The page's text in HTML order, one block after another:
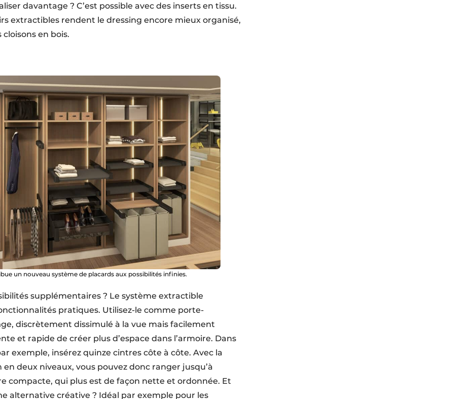
davantage ? C’est possible avec des inserts en tissu.
extractibles rendent le dressing encore mieux organisé,
en bois.
un nouveau système de placards aux possibilités infinies.
supplémentaires ? Le système extractible
pratiques. Utilisez-le comme porte-
discrètement dissimulé à la vue mais facilement
et rapide de créer plus d’espace dans l’armoire. Dans
exemple, insérez quinze cintres côte à côte. Avec la
deux niveaux, vous pouvez donc ranger jusqu’à
compacte, qui plus est de façon nette et ordonnée. Et
alternative créative ? Idéal par exemple pour les